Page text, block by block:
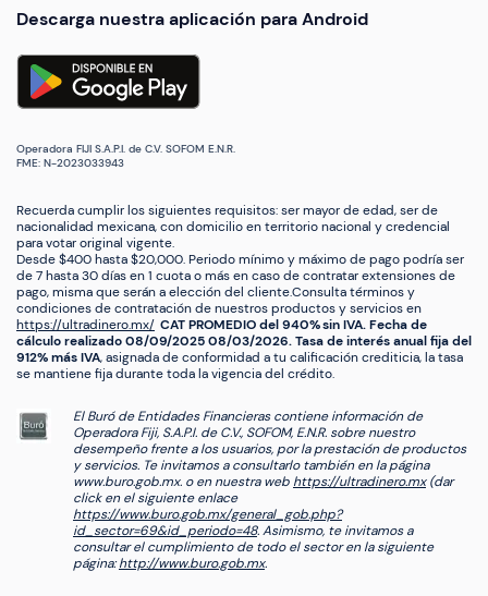
Descarga nuestra aplicación para Android
Operadora FIJI S.A.P.I. de C.V. SOFOM E.N.R.
FME: N-2023033943
Recuerda cumplir los siguientes requisitos: ser mayor de edad, ser de
nacionalidad mexicana, con domicilio en territorio nacional y credencial
para votar original vigente.
Desde $400 hasta $20,000. Periodo mínimo y máximo de pago podría ser
de 7 hasta 30 días en 1 cuota o más en caso de contratar extensiones de
pago, misma que serán a elección del cliente.Consulta términos y
condiciones de contratación de nuestros productos y servicios en
https://ultradinero.mx/ CAT PROMEDIO del 940% sin IVA. Fecha de
cálculo realizado 08/09/2025 08/03/2026. Tasa de interés anual fija del
912% más IVA, asignada de conformidad a tu calificación crediticia, la tasa
se mantiene fija durante toda la vigencia del crédito.
El Buró de Entidades Financieras contiene información de
Operadora Fiji, S.A.P.I. de C.V., SOFOM, E.N.R. sobre nuestro
desempeño frente a los usuarios, por la prestación de productos
y servicios. Te invitamos a consultarlo también en la página
www.buro.gob.mx. o en nuestra web https://ultradinero.mx(dar
click en el siguiente enlace
https://www.buro.gob.mx/general_gob.php?
id_sector=69&id_periodo=48. Asimismo, te invitamos a
consultar el cumplimiento de todo el sector en la siguiente
página:http://www.buro.gob.mx.